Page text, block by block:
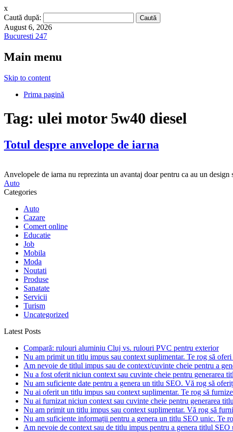
x
Caută după:
August 6, 2026
Bucuresti 247
Main menu
Skip to content
Prima pagină
Tag: ulei motor 5w40 diesel
Totul despre anvelope de iarna
Anvelopele de iarna nu reprezinta un avantaj doar pentru ca au un design
Auto
Categories
Auto
Cazare
Comert online
Educatie
Job
Mobila
Moda
Noutati
Produse
Sanatate
Servicii
Turism
Uncategorized
Latest Posts
Compară: rulouri aluminiu Cluj vs. rulouri PVC pentru exterior
Nu am primit un titlu impus sau context suplimentar. Te rog să
Am nevoie de titlul impus sau de context/cuvinte cheie pentru a
Nu a fost oferit niciun context sau cuvinte cheie pentru generarea
Nu am suficiente date pentru a genera un titlu SEO. Vă rog să
Nu ai oferit un titlu impus sau context suplimentar. Te rog să
Nu ai furnizat niciun context sau cuvinte cheie pentru generarea
Nu am primit un titlu impus sau context suplimentar. Vă rog să
Nu am suficiente informații pentru a genera un titlu SEO unic. Te
Am nevoie de context sau de titlu impus pentru a genera titlul SEO